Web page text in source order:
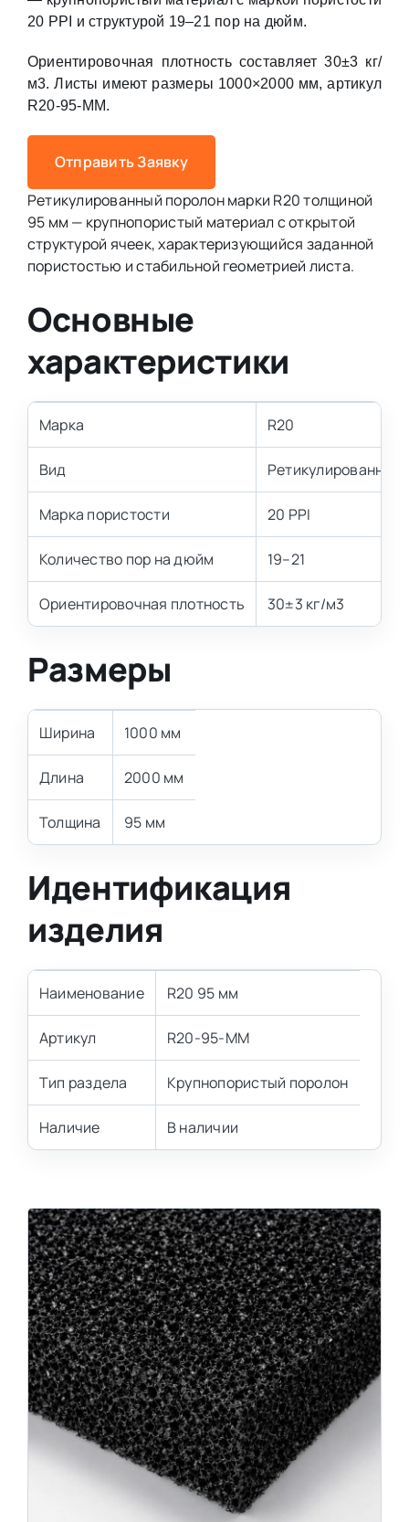
20 PPI и структурой 19–21 пор на дюйм.
Ориентировочная плотность составляет 30±3 кг/
м3. Листы имеют размеры 1000×2000 мм, артикул
R20-95-MM.
Отправить Заявку
Ретикулированный поролон марки R20 толщиной
95 мм — крупнопористый материал с открытой
структурой ячеек, характеризующийся заданной
пористостью и стабильной геометрией листа.
Основные
характеристики
Марка R20
Вид Ретикулированный
Марка пористости 20 PPI
Количество пор на дюйм 19–21
Ориентировочная плотность 30±3 кг/м3
Размеры
Ширина 1000 мм
Длина 2000 мм
Толщина 95 мм
Идентификация
изделия
Наименование R20 95 мм
Артикул R20-95-MM
Тип раздела Крупнопористый поролон
Наличие В наличии